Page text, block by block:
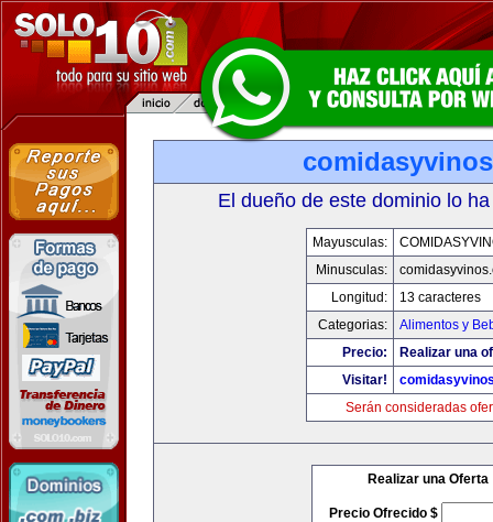
El dueño de este dominio lo
Mayusculas:
Minusculas:
Longitud:
13 caracteres
Categorias:
Alimentos y
Precio:
Realizar una
Visitar!
Serán consideradas
Realizar una Oferta
Precio Ofrecido $